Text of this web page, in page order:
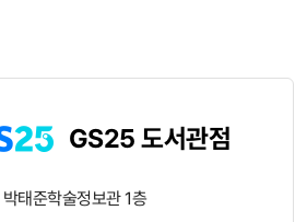
GS25 도서관점
박태준학술정보관 1층